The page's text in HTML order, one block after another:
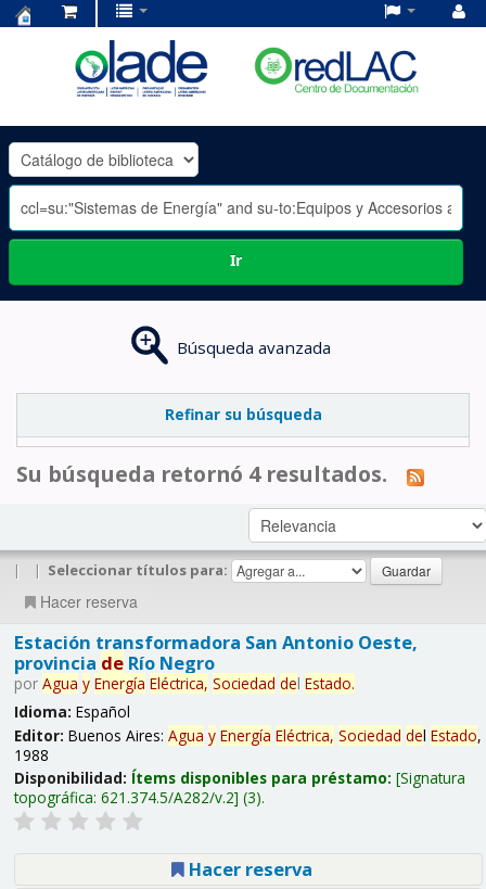
OLADE
-
Ir
Búsqueda avanzada
Refinar su búsqueda
Su búsqueda retornó 4 resultados.
| | Seleccionar títulos para:
Hacer reserva
Estación transformadora San Antonio Oeste,
provincia deRío Negro
por Agua y Energía Eléctrica, Sociedad del Estado.
Idioma: Español
Editor: Buenos Aires: Agua y Energía Eléctrica, Sociedad del Estado,
1988
Disponibilidad: Ítems disponibles para préstamo: Signatura
topográfica: 621.374.5/A282/v.2 (3).
Hacer reserva